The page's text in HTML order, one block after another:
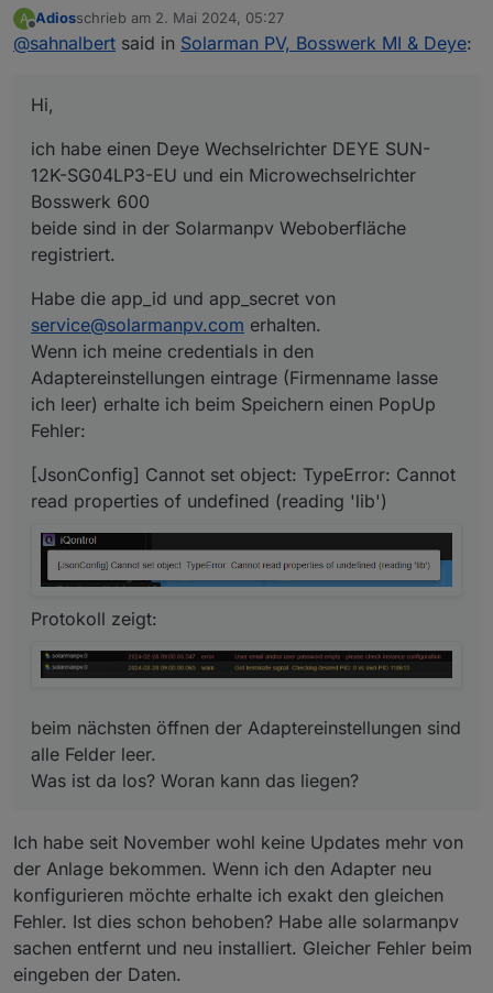
ich habe einen Deye Wechselrichter DEYE SUN-
12K-SG04LP3-EU und ein Microwechselrichter
ich leer) erhalte ich beim Speichern einen PopUp
Fehler:
Protokoll zeigt:
beim nächsten öffnen der Adaptereinstellungen
sind alle Felder leer.
Was ist da los? Woran kann das liegen?
A
Offline
Adiosschrieb am 2. Mai 2024, 05:27
zuletzt editiert von
@sahnalbert said in Solarman PV, Bosswerk MI & Deye:
Hi,
ich habe einen Deye Wechselrichter DEYE SUN-
12K-SG04LP3-EU und ein Microwechselrichter
Bosswerk 600
beide sind in der Solarmanpv Weboberfläche
registriert.
Habe die app_id und app_secret von
service@solarmanpv.com erhalten.
Wenn ich meine credentials in den
Adaptereinstellungen eintrage (Firmenname lasse
ich leer) erhalte ich beim Speichern einen PopUp
Fehler:
[JsonConfig] Cannot set object: TypeError: Cannot
read properties of undefined (reading 'lib')
Protokoll zeigt:
beim nächsten öffnen der Adaptereinstellungen sind
alle Felder leer.
Was ist da los? Woran kann das liegen?
Ich habe seit November wohl keine Updates mehr von
der Anlage bekommen. Wenn ich den Adapter neu
konfigurieren möchte erhalte ich exakt den gleichen
Fehler. Ist dies schon behoben? Habe alle solarmanpv
sachen entfernt und neu installiert. Gleicher Fehler beim
eingeben der Daten.